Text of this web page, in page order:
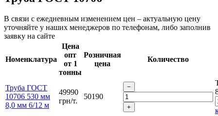
В связи с ежедневным изменением цен – актуальную цену
уточняйте у наших менеджеров по телефонам, либо заполнив
заявку на сайте
Номенклатура
Цена
опт
от 1
тонны
Розничная
цена
Количество
Труба ГОСТ
10706 530 мм
8,0 мм 6/12 м
49990
грн/т.
50190